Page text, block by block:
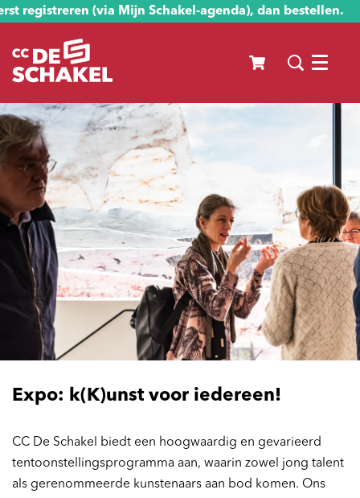
registreren (via Mijn Schakel-agenda), dan bestellen.
Menu
Expo: k(K)unst voor iedereen!
CC De Schakel biedt een hoogwaardig en gevarieerd
tentoonstellingsprogramma aan, waarin zowel jong talent
als gerenommeerde kunstenaars aan bod komen. Ons